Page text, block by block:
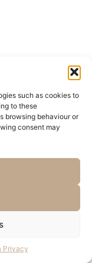
such as cookies to
to these
browsing behaviour or
consent may
Privacy